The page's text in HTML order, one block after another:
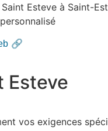
Esteve à Saint-
🔗
Esteve
vos exigences